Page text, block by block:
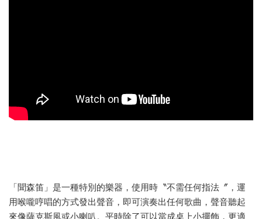
「聞森笛」是一種特別的樂器，使用時〝不需任何指法〞，運
用喉嚨哼唱的方式發出聲音，即可演奏出任何歌曲，聲音聽起
來像薩克斯風或小喇叭。平時除了可以當成桌上小擺飾，更適